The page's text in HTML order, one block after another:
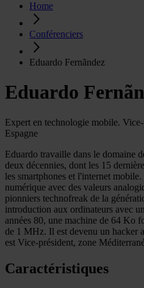
Home
Conférenciers
Eduardo Fernãndez
Eduardo
Expert en technologie mobile.
Espagne
Eduardo travaille dans le domaine
deux décennies, dont les 15
les smartphones et l'internet
numérique avec des valeurs
pionniers technofreak de la
introduction aux ordinateurs avec
années 80, une machine de 64 Ko
de 1 MHz. Il est devenu un hacker
est Vice-président, zone
Caractéristiques